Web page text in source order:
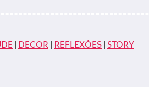
| DECOR | REFLEXÕES | STORY